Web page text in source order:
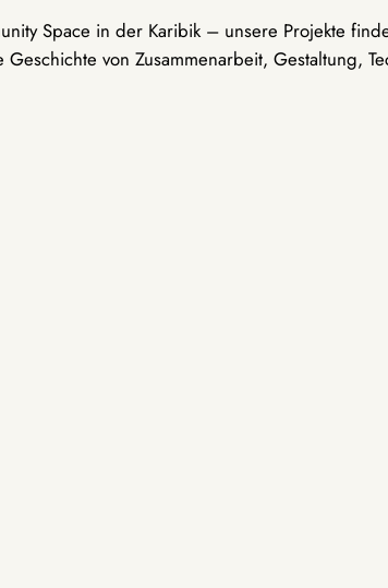
Space in der Karibik – unsere Projekte
von Zusammenarbeit, Gestaltung,